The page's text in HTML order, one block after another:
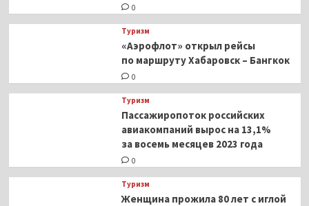
0
Туризм
«Аэрофлот» открыл рейсы
по маршруту Хабаровск – Бангкок
0
Туризм
Пассажиропоток российских
авиакомпаний вырос на 13,1%
за восемь месяцев 2023 года
0
Туризм
Женщина прожила 80 лет с иглой